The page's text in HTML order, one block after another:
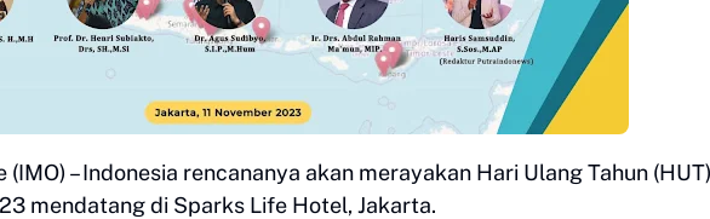
(IMO) – Indonesia rencananya akan merayakan Hari Ulang Tahun
mendatang di Sparks Life Hotel, Jakarta.